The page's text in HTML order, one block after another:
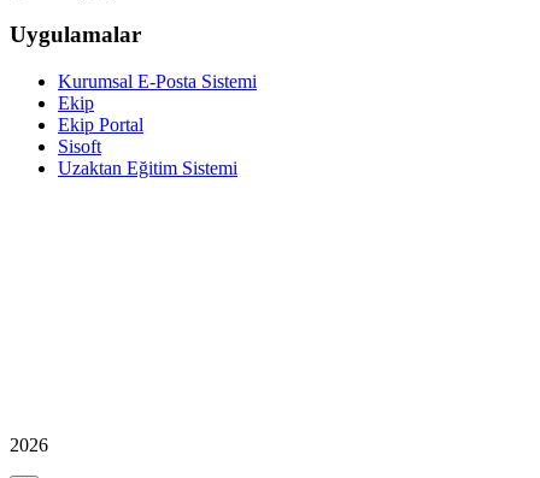
Uygulamalar
Kurumsal E-Posta Sistemi
Ekip
Ekip Portal
Sisoft
Uzaktan Eğitim Sistemi
2026